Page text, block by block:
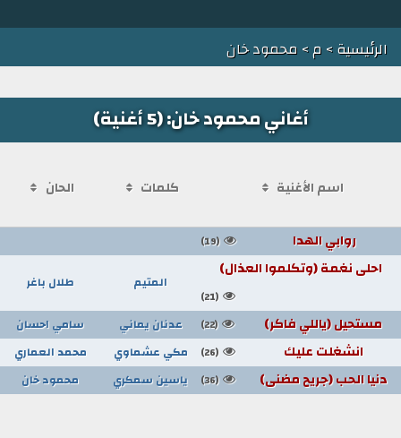
الرئيسية> م> محمود خان
أغاني محمود خان: (5 أغنية)
اسم الأغنية كلمات الحان
روابي الهدا (19)
احلى نغمة (وتكلموا العذال)
(21)
المتيم طلال باغر
مستحيل (ياللي فاكر) (22) عدنان يماني سامي احسان
انشغلت عليك (26) مكي عشماوي محمد العماري
دنيا الحب (جريح مضنى) (36) ياسين سمكري محمود خان